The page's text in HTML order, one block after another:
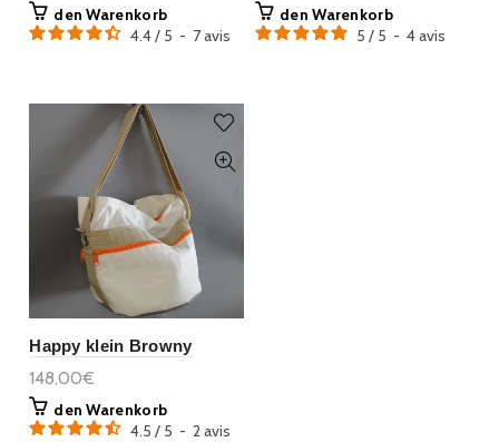
den Warenkorb
4.4/ 5 - 7avis
den Warenkorb
5 / 5 - 4avis
Happy klein Browny
148,00€
den Warenkorb
4.5 / 5 - 2avis